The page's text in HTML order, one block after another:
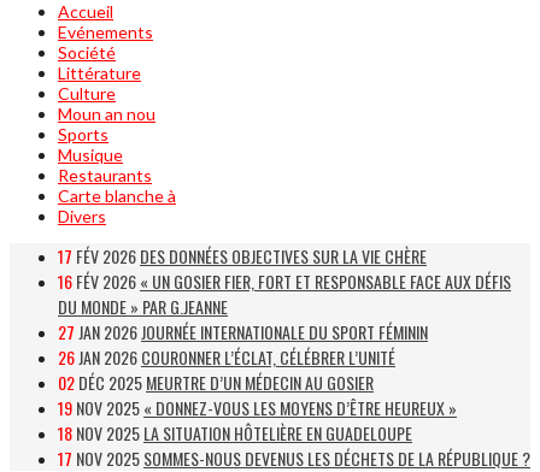
Accueil
Evénements
Société
Littérature
Culture
Moun an nou
Sports
Musique
Restaurants
Carte blanche à
Divers
17 FÉV 2026DES DONNÉES OBJECTIVES SUR LA VIE CHÈRE
16FÉV 2026« UN GOSIER FIER, FORT ET RESPONSABLE FACE AUX DÉFIS
DU MONDE » PAR G.JEANNE
27 JAN 2026JOURNÉE INTERNATIONALE DU SPORT FÉMININ
26JAN 2026COURONNER L’ÉCLAT, CÉLÉBRER L’UNITÉ
02DÉC 2025MEURTRE D’UN MÉDECIN AU GOSIER
19NOV 2025« DONNEZ-VOUS LES MOYENS D’ÊTRE HEUREUX »
18NOV 2025LA SITUATION HÔTELIÈRE EN GUADELOUPE
17 NOV 2025SOMMES-NOUS DEVENUS LES DÉCHETS DE LA RÉPUBLIQUE ?